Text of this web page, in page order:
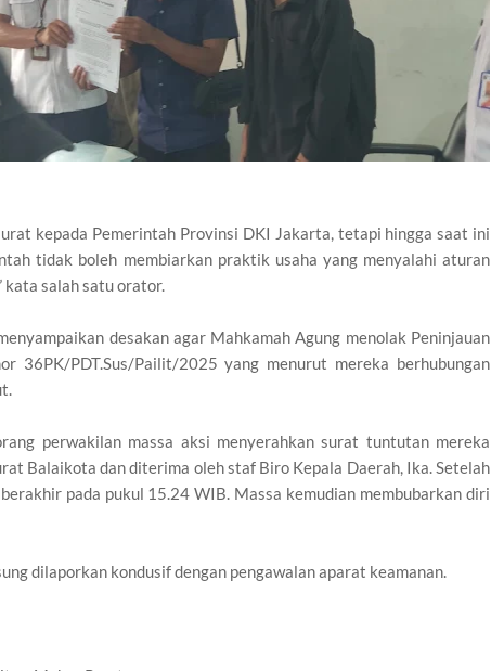
kepada Pemerintah Provinsi DKI Jakarta, tetapi hingga saat ini
tidak boleh membiarkan praktik usaha yang menyalahi aturan
kata salah satu orator.
desakan agar Mahkamah Agung menolak Peninjauan
36PK/PDT.Sus/Pailit/2025 yang menurut mereka berhubungan
perwakilan massa aksi menyerahkan surat tuntutan mereka
Balaikota dan diterima oleh staf Biro Kepala Daerah, Ika. Setelah
pada pukul 15.24 WIB. Massa kemudian membubarkan diri
dilaporkan kondusif dengan pengawalan aparat keamanan.